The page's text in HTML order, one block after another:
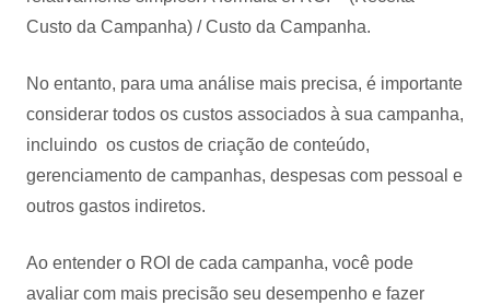
Custo da Campanha) / Custo da Campanha.
No entanto, para uma análise mais precisa, é importante
considerar todos os custos associados à sua campanha,
incluindo os custos de criação de conteúdo,
gerenciamento de campanhas, despesas com pessoal e
outros gastos indiretos.
Ao entender o ROI de cada campanha, você pode
avaliar com mais precisão seu desempenho e fazer